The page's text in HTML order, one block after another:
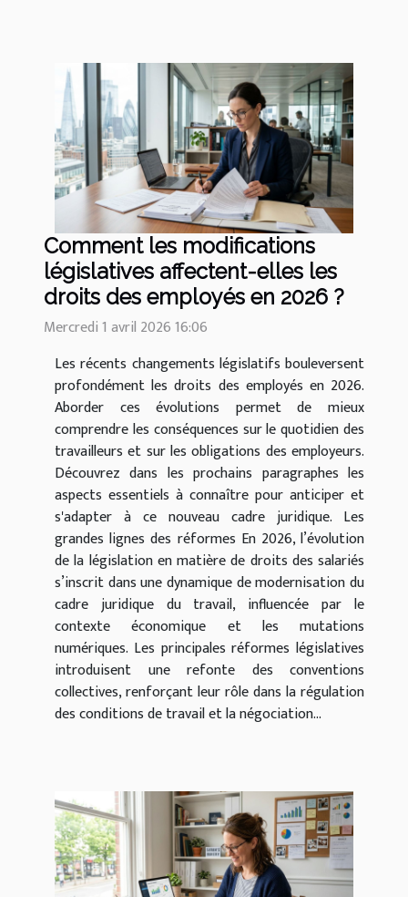
Comment les modifications
législatives affectent-elles les
droits des employés en 2026 ?
Mercredi 1 avril 2026 16:06
Les récents changements législatifs bouleversent
profondément les droits des employés en 2026.
Aborder ces évolutions permet de mieux
comprendre les conséquences sur le quotidien des
travailleurs et sur les obligations des employeurs.
Découvrez dans les prochains paragraphes les
aspects essentiels à connaître pour anticiper et
s'adapter à ce nouveau cadre juridique. Les
grandes lignes des réformes En 2026, l’évolution
de la législation en matière de droits des salariés
s’inscrit dans une dynamique de modernisation du
cadre juridique du travail, influencée par le
contexte économique et les mutations
numériques. Les principales réformes législatives
introduisent une refonte des conventions
collectives, renforçant leur rôle dans la régulation
des conditions de travail et la négociation...